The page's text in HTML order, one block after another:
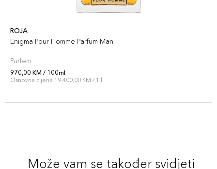
ROJA
Enigma Pour Homme Parfum Man
Parfem
970,00 KM / 100ml
Osnovna cijena 19.400,00 KM / 1 l
Može vam se također svidjeti